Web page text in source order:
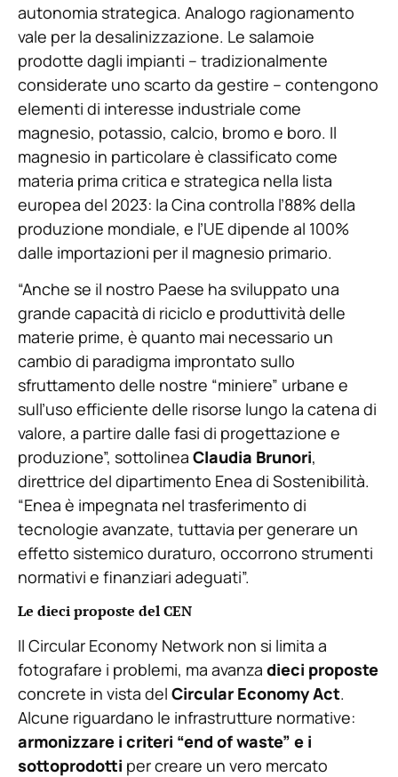
autonomia strategica. Analogo ragionamento
vale per la desalinizzazione. Le salamoie
prodotte dagli impianti – tradizionalmente
considerate uno scarto da gestire – contengono
elementi di interesse industriale come
magnesio, potassio, calcio, bromo e boro. Il
magnesio in particolare è classificato come
materia prima critica e strategica nella lista
europea del 2023: la Cina controlla l’88% della
produzione mondiale, e l’UE dipende al 100%
dalle importazioni per il magnesio primario.
“Anche se il nostro Paese ha sviluppato una
grande capacità di riciclo e produttività delle
materie prime, è quanto mai necessario un
cambio di paradigma improntato sullo
sfruttamento delle nostre “miniere” urbane e
sull’uso efficiente delle risorse lungo la catena di
valore, a partire dalle fasi di progettazione e
produzione”, sottolinea Claudia Brunori,
direttrice del dipartimento Enea di Sostenibilità.
“Enea è impegnata nel trasferimento di
tecnologie avanzate, tuttavia per generare un
effetto sistemico duraturo, occorrono strumenti
normativi e finanziari adeguati”.
Le dieci proposte del CEN
Il Circular Economy Network non si limita a
fotografare i problemi, ma avanza dieci proposte
concrete in vista del Circular Economy Act.
Alcune riguardano le infrastrutture normative:
armonizzare i criteri “end of waste” e i
sottoprodotti per creare un vero mercato